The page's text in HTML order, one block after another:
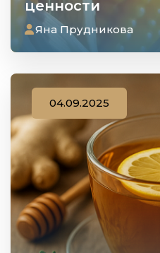
ценности
Яна Прудникова
04.09.2025